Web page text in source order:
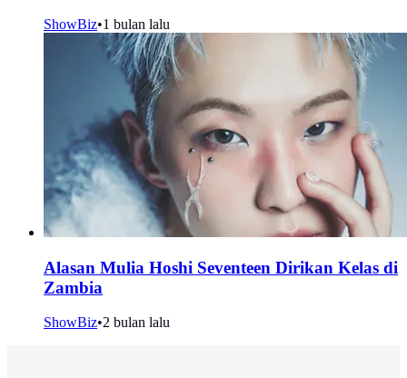
ShowBiz•1 bulan lalu
Alasan Mulia Hoshi Seventeen Dirikan Kelas di
Zambia
ShowBiz•2 bulan lalu